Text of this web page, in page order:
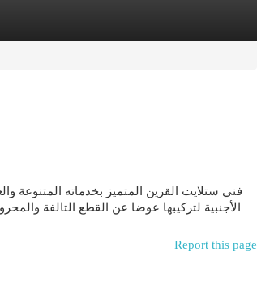
فني ستلايت القرين المتميز بخدماته المتنوعة
الأجنبية لتركيبها عوضا عن القطع التالفة
Report this page